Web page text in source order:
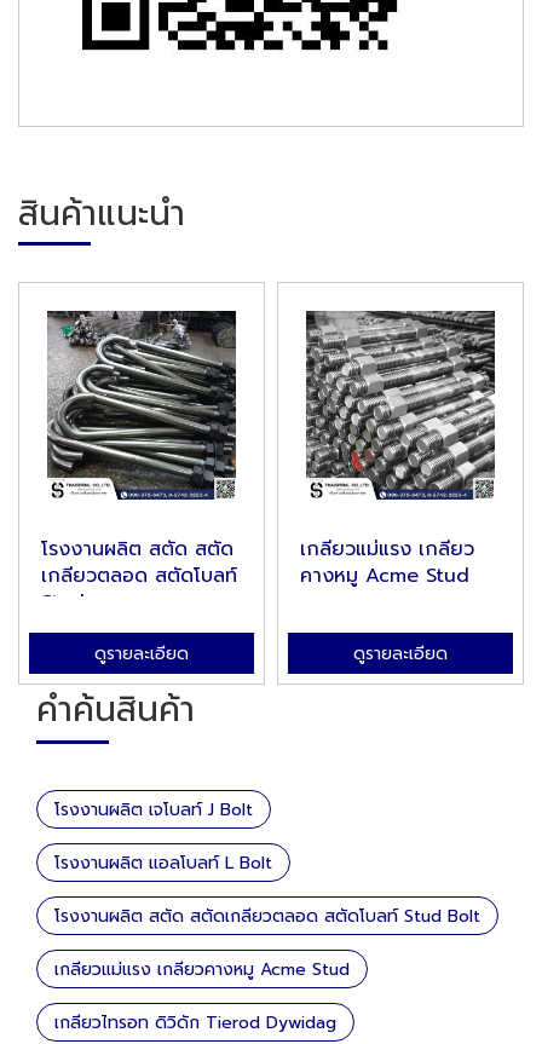
สินค้าแนะนำ
โรงงานผลิต สตัด สตัด
เกลียวตลอด สตัดโบลท์
Stud...
ดูรายละเอียด
เกลียวแม่แรง เกลียว
คางหมู Acme Stud
ดูรายละเอียด
คำค้นสินค้า
โรงงานผลิต เจโบลท์ J Bolt
โรงงานผลิต แอลโบลท์ L Bolt
โรงงานผลิต สตัด สตัดเกลียวตลอด สตัดโบลท์ Stud Bolt
เกลียวแม่แรง เกลียวคางหมู Acme Stud
เกลียวไทรอท ดิวิดัก Tierod Dywidag